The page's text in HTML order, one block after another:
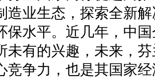
造业生态，探索全新
保水平。近几年，中
未有的兴趣，未来，
竞争力，也是其国家